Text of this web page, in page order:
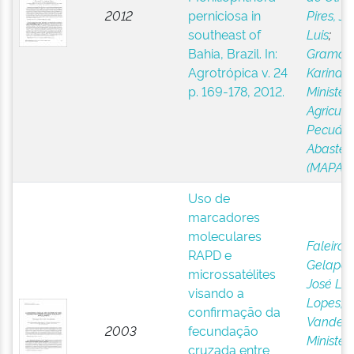
2012
perniciosa in
southeast of
Bahia, Brazil. In:
Agrotrópica v. 24
p. 169-178, 2012.
Pires,
Luis;
Karina
(MAPA)
2003
Uso de
marcadores
moleculares
RAPD e
microssatélites
visando a
confirmação da
fecundação
cruzada entre
Faleiro,
Gelape
José
Lopes,